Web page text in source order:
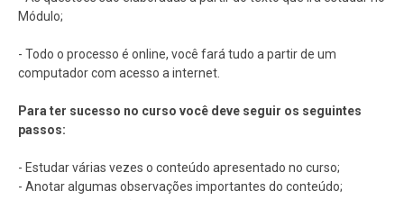
Módulo;
- Todo o processo é online, você fará tudo a partir de um
computador com acesso a internet.
Para ter sucesso no curso você deve seguir os seguintes
passos:
- Estudar várias vezes o conteúdo apresentado no curso;
- Anotar algumas observações importantes do conteúdo;